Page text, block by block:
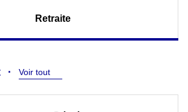
Retraite
Voir tout